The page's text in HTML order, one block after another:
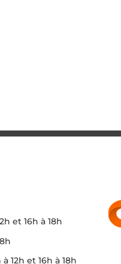
et 16h à 18h
12h et 16h à 18h